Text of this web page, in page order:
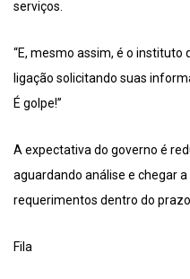
serviços.
“E, mesmo assim, é o
ligação solicitando suas
É golpe!”
A expectativa do governo é
aguardando análise e chegar
requerimentos dentro do
Fila